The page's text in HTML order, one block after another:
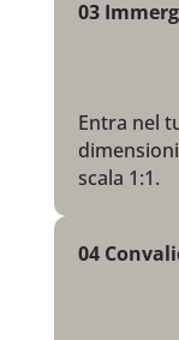
03
Entra nel
scala 1:1.
04